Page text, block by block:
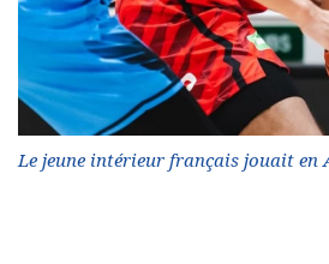
Le jeune intérieur français jouait en